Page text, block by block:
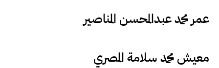
عمر محمد عبدالمحسن المناصير
معيش محمد سلامة المصري